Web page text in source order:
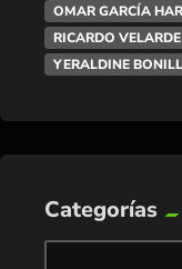
OMAR GARCÍA
RICARDO
YERALDINE
Categorías